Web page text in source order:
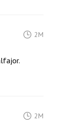
2M
2M